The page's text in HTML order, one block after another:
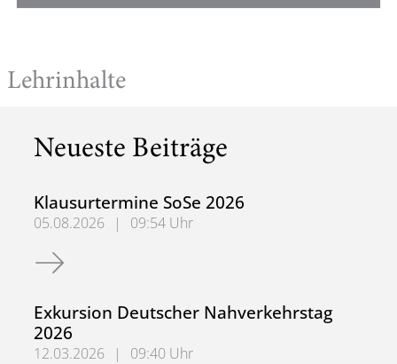
Lehrinhalte
Neueste Beiträge
Klausurtermine SoSe 2026
05.08.2026 |
09:54 Uhr
Klausurtermine SoSe 2026
Exkursion Deutscher Nahverkehrstag
2026
12.03.2026 |
09:40 Uhr